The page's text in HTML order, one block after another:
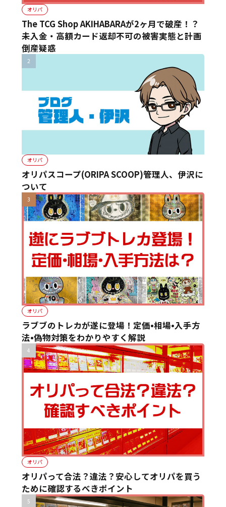
オリパ
The TCG Shop AKIHABARAが2ヶ月で破産！？
未入金・高額カード返却不可の被害実態と計画
倒産疑惑
オリパ
オリパスコープ(ORIPA SCOOP)管理人、伊沢に
ついて
オリパ
ラブブのトレカが遂に登場！定価•相場•入手方
法•偽物対策をわかりやすく解説
オリパ
オリパって合法？違法？安心してオリパを買う
ために確認するべきポイント